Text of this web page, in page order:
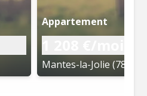
Appartement
Mantes-la-Jolie (78)